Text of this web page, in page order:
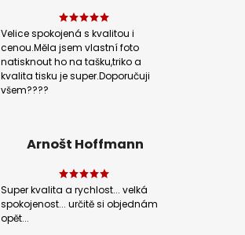
Velice spokojená s kvalitou i
cenou.Měla jsem vlastní foto
natisknout ho na tašku,triko a
kvalita tisku je super.Doporučuji
všem????
Arnošt Hoffmann
Super kvalita a rychlost... velká
spokojenost... určitě si objednám
opět...